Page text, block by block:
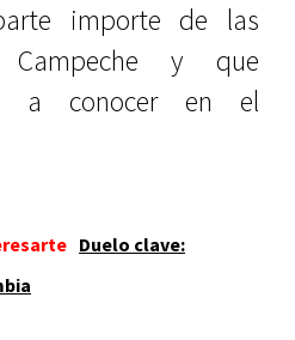
importe de las
y que
a conocer en el
Duelo clave: